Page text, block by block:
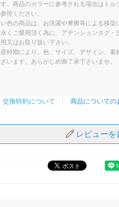
す。商品のカラーに参考される場合はト
照ください。
色の商品は、お洗濯や摩擦等による移染
くご愛用頂く為に、アテンションタグ・
又はお取り扱い下さい。
時期により、色、サイズ、デザイン、素
います。あらかじめ御了承下さいませ。
交換特約について 商品についての
レビューを